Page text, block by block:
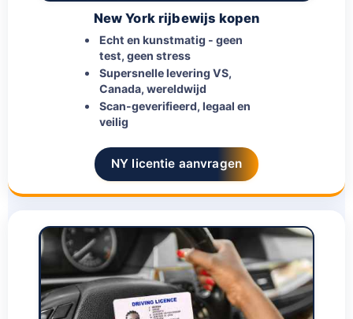
New York rijbewijs kopen
Echt en kunstmatig - geen
test, geen stress
Supersnelle levering VS,
Canada, wereldwijd
Scan-geverifieerd, legaal en
veilig
NY licentie aanvragen